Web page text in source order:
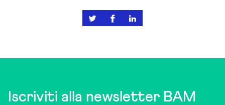
Iscriviti alla newsletter BAM